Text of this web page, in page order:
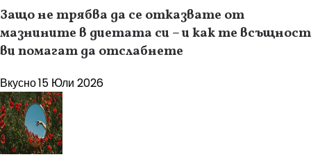
Защо не трябва да се отказвате от
мазнините в диетата си – и как те всъщност
ви помагат да отслабнете
Вкусно15 Юли 2026